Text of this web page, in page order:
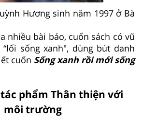
Hương sinh năm 1997 ở Bà
nhiều bài báo, cuốn sách có vũ
sống xanh", dùng bút danh
cuốn Sống xanh rồi mới sống
phẩm Thân thiện với
môi trường